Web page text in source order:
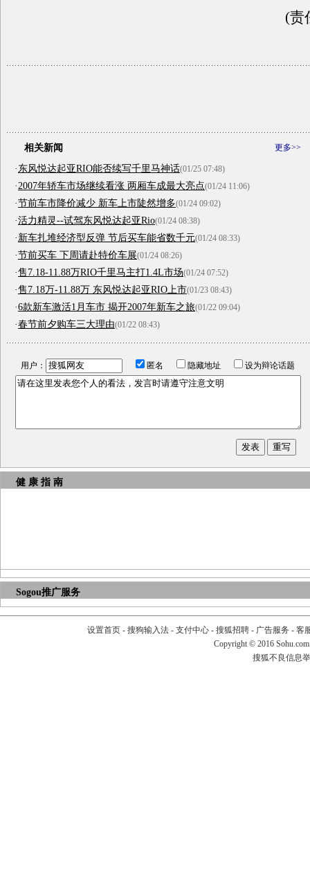
(责
更多>>
相关新闻
·东风悦达起亚RIO能否续写千里马神话(01/25 07:48)
·2007年轿车市场继续看涨 两厢车成最大亮点(01/24 11:06)
·节前车市降价减少 新车上市陡然增多(01/24 09:02)
·活力精灵--试驾东风悦达起亚Rio(01/24 08:38)
·新车扎堆经济型反弹 节后买车能省数千元(01/24 08:33)
·节前买车 下周请赴特价车展(01/24 08:26)
·售7.18-11.88万RIO千里马主打1.4L市场(01/24 07:52)
·售7.18万-11.88万 东风悦达起亚RIO上市(01/23 08:43)
·6款新车激活1月车市 揭开2007年新车之旅(01/22 09:04)
·春节前夕购车三大理由(01/22 08:43)
用户： 匿名 隐藏地址 设为辩论话题
健 康 指 南
Sogou推广服务
设置首页- 搜狗输入法- 支付中心- 搜狐招聘- 广告服务 - 客
Copyright © 2016
搜狐不良信息